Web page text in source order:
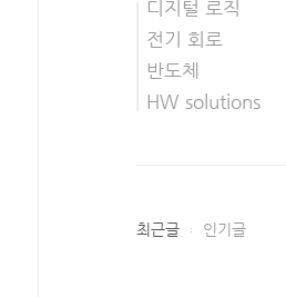
디지털 로직
전기 회로
반도체
HW solutions
최근글 인기글